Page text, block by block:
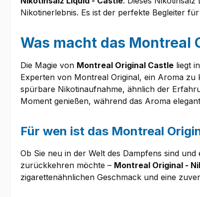
Nikotinerlebnis. Es ist der perfekte Begleiter
Was macht das Montreal
Die Magie von Montreal Original Castle liegt
Experten von Montreal Original, ein Aroma
spürbare Nikotinaufnahme, ähnlich der
Moment genießen, während das Aroma
Für wen ist das Montreal
Ob Sie neu in der Welt des Dampfens sind
zurückkehren möchte – Montreal Original -
zigarettenähnlichen Geschmack und eine